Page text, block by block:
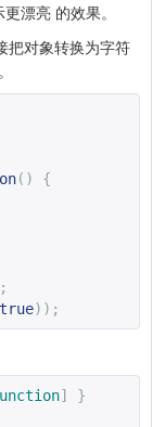
漂亮 的效果。
把对象转换为字符
()
{
true));
]
}